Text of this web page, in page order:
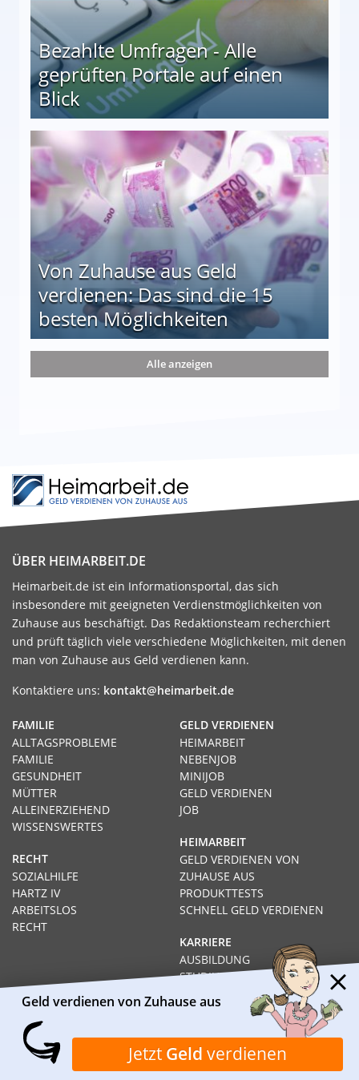
Bezahlte Umfragen - Alle
geprüften Portale auf einen
Blick
auf einen Blick
Von Zuhause aus Geld
verdienen: Das sind die 15
besten Möglichkeiten
die 15 besten Möglichkeiten
Alle anzeigen
ÜBER HEIMARBEIT.DE
Heimarbeit.de ist ein Informationsportal, das sich
insbesondere mit geeigneten Verdienstmöglichkeiten von
Zuhause aus beschäftigt. Das Redaktionsteam recherchiert
und prüft täglich viele verschiedene Möglichkeiten, mit denen
man von Zuhause aus Geld verdienen kann.
Kontaktiere uns: kontakt@heimarbeit.de
GELD VERDIENEN
HEIMARBEIT
NEBENJOB
MINIJOB
GELD VERDIENEN
JOB
HEIMARBEIT
GELD VERDIENEN VON
ZUHAUSE AUS
PRODUKTTESTS
SCHNELL GELD VERDIENEN
KARRIERE
AUSBILDUNG
STUDIUM
FERNSTUDIUM
GEHÄLTER
FAMILIE
ALLTAGSPROBLEME
FAMILIE
GESUNDHEIT
MÜTTER
ALLEINERZIEHEND
WISSENSWERTES
RECHT
SOZIALHILFE
HARTZ IV
ARBEITSLOS
RECHT
Impressum Datenschutz Kontakt
Über Heimarbeit.de
© 2026I❶I Heimarbeit.de
Geld verdienen von Zuhause aus
Jetzt Geld verdienen